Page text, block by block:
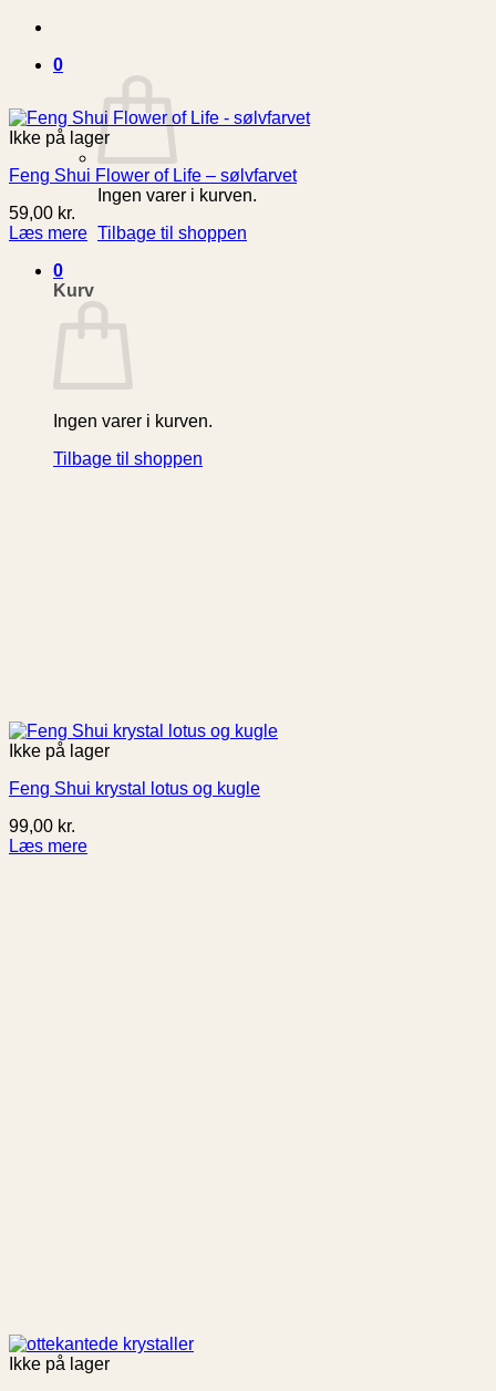
0
Ingen varer i kurven.
Tilbage til shoppen
0
Kurv
Ingen varer i kurven.
Tilbage til shoppen
Ikke på lager
Feng Shui Flower of Life – sølvfarvet
59,00 kr.
Læs mere
Ikke på lager
Feng Shui krystal lotus og kugle
99,00 kr.
Læs mere
Ikke på lager